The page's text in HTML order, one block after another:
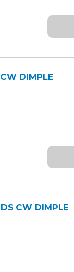
DIMPLE
CW DIMPLE